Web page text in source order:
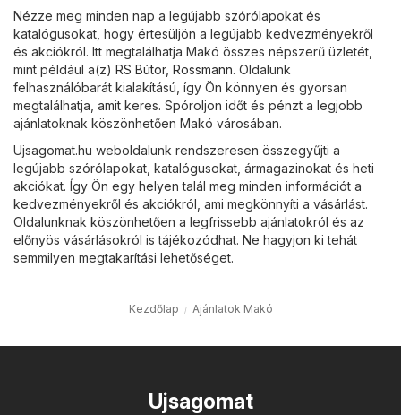
Nézze meg minden nap a legújabb szórólapokat és
katalógusokat, hogy értesüljön a legújabb kedvezményekről
és akciókról. Itt megtalálhatja Makó összes népszerű üzletét,
mint például a(z) RS Bútor, Rossmann. Oldalunk
felhasználóbarát kialakítású, így Ön könnyen és gyorsan
megtalálhatja, amit keres. Spóroljon időt és pénzt a legjobb
ajánlatoknak köszönhetően Makó városában.
Ujsagomat.hu weboldalunk rendszeresen összegyűjti a
legújabb szórólapokat, katalógusokat, ármagazinokat és heti
akciókat. Így Ön egy helyen talál meg minden információt a
kedvezményekről és akciókról, ami megkönnyíti a vásárlást.
Oldalunknak köszönhetően a legfrissebb ajánlatokról és az
előnyös vásárlásokról is tájékozódhat. Ne hagyjon ki tehát
semmilyen megtakarítási lehetőséget.
Kezdőlap Ajánlatok Makó
Ujsagomat